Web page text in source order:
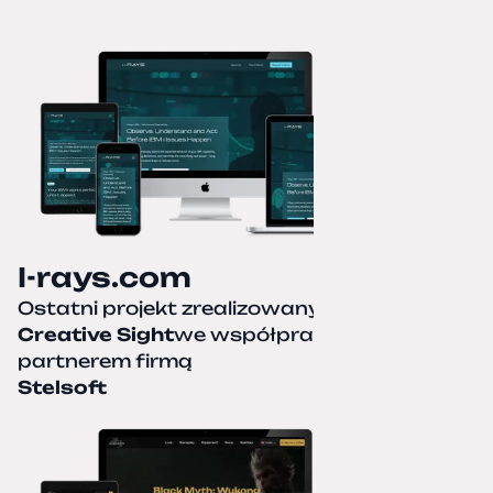
I-rays.com
Ostatni projekt zrealizowany przez
Creative Sightwe współpracy z naszym
partnerem firmą
Stelsoft